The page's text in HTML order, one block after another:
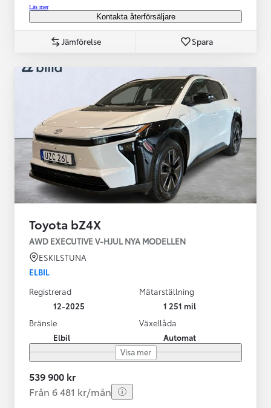
Läs mer
Kontakta återförsäljare
Jämförelse Spara
Toyota bZ4X
AWD EXECUTIVE V-HJUL NYA MODELLEN
ESKILSTUNA
ELBIL
Registrerad
12-2025
Mätarställning
1 251 mil
Bränsle
Elbil
Växellåda
Automat
Visa mer
539 900 kr
Från 6 481 kr/mån